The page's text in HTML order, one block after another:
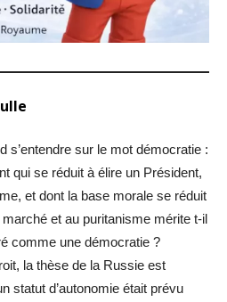
s’entendre sur le mot démocratie :
qui se réduit à élire un Président,
et dont la base morale se réduit
marché et au puritanisme mérite t-il
comme une démocratie ?
la thèse de la Russie est
statut d’autonomie était prévu